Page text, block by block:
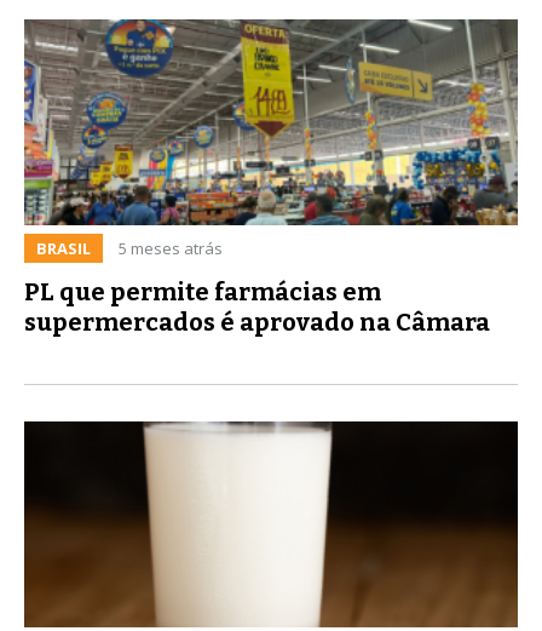
BRASIL 5 meses atrás
PL que permite farmácias em
supermercados é aprovado na Câmara